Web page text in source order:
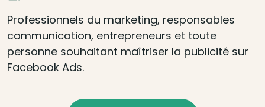
Professionnels du marketing, responsables
communication, entrepreneurs et toute
personne souhaitant maîtriser la publicité sur
Facebook Ads.